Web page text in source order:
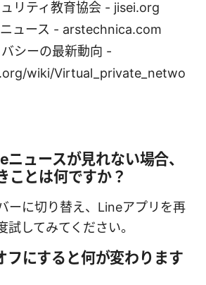
リティ教育協会 - jisei.org
ュース - arstechnica.com
シーの最新動向 -
wiki/Virtual_private_netwo
ュースが見れない場合、
ことは何ですか？
ーに切り替え、Lineアプリを再
試してみてください。
にすると何が変わります